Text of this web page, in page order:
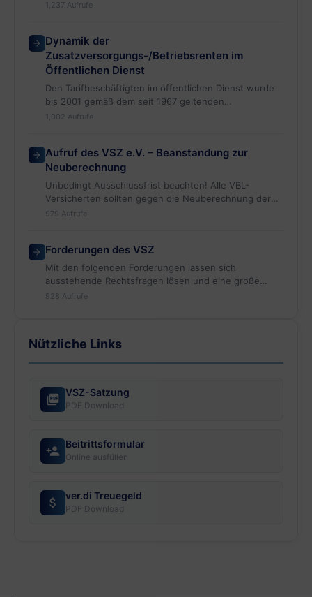
1,237 Aufrufe
Dynamik der
Zusatzversorgungs-/Betriebsrenten im
Öffentlichen Dienst
Den Tarifbeschäftigten im öffentlichen Dienst wurde
bis 2001 gemäß dem seit 1967 geltenden
Altersversorgungstarifvertrag versprochen,…
1,002 Aufrufe
Aufruf des VSZ e.V. – Beanstandung zur
Neuberechnung
Unbedingt Ausschlussfrist beachten! Alle VBL-
Versicherten sollten gegen die Neuberechnung der
Startgutschrift 2018 durch
nur 6…
979 Aufrufe
Forderungen des VSZ
Mit den folgenden Forderungen lassen sich
ausstehende Rechtsfragen lösen und eine große
Anzahl von Renten gerechterweise verbessern,…
928 Aufrufe
Nützliche Links
VSZ-Satzung
PDF Download
Beitrittsformular
Online ausfüllen
ver.di Treuegeld
PDF Download